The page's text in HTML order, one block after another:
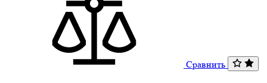
Сравнить